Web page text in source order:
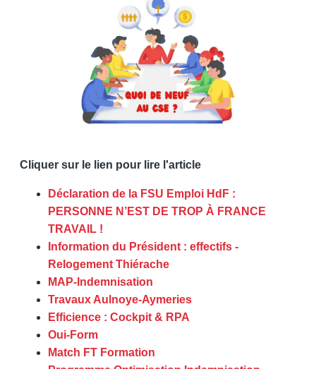
Cliquer sur le lien pour lire l'article
Déclaration de la FSU Emploi HdF :
PERSONNE N’EST DE TROP À FRANCE
TRAVAIL !
Information du Président : effectifs -
Relogement Thiérache
MAP-Indemnisation
Travaux Aulnoye-Aymeries
Efficience : Cockpit & RPA
Oui-Form
Match FT Formation